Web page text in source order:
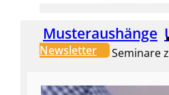
Musteraushänge
Newsletter Seminare